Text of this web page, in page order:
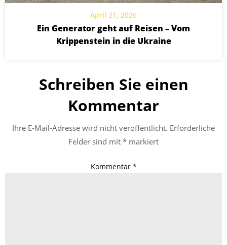
April 21, 2026
Ein Generator geht auf Reisen – Vom
Krippenstein in die Ukraine
Schreiben Sie einen
Kommentar
Ihre E-Mail-Adresse wird nicht veröffentlicht. Erforderliche
Felder sind mit * markiert
Kommentar *